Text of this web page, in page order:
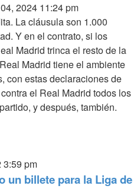
2024 11:24 pm
La cláusula son 1.000
Y en el contrato, si los
Madrid trinca el resto de la
Madrid tiene el ambiente
con estas declaraciones de
el Real Madrid todos los
y después, también.
3:59 pm
un billete para la Liga de